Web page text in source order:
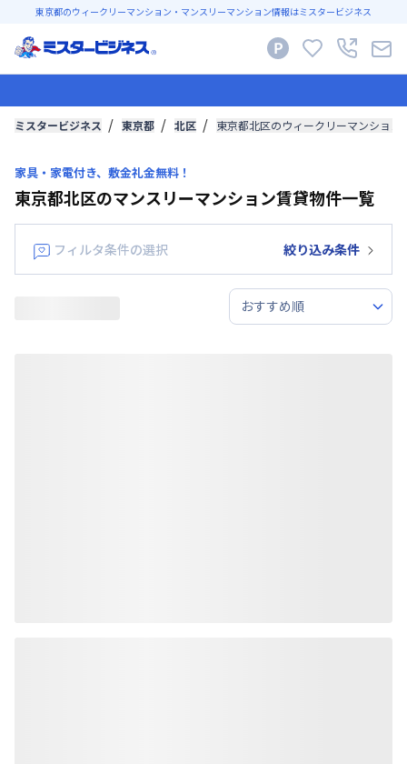
東京都のウィークリーマンション・マンスリーマンション情報はミスタービジネス
ミスタービジネス 東京都 北区 東京都北区のウィークリーマンショ
家具・家電付き、敷金礼金無料！
東京都北区のマンスリーマンション賃貸物件一覧
フィルタ条件の選択 絞り込み条件